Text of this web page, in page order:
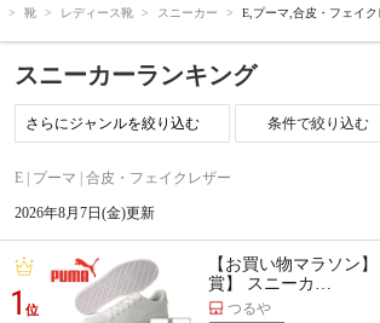
> 靴 > レディース靴 > スニーカー > E,プーマ,合皮・フェイク
スニーカーランキング
条件で絞り込む
E | プーマ | 合皮・フェイクレザー
2026年8月7日(金)更新
1位
【お買い物マラソン
賞】 スニーカ…
つるや